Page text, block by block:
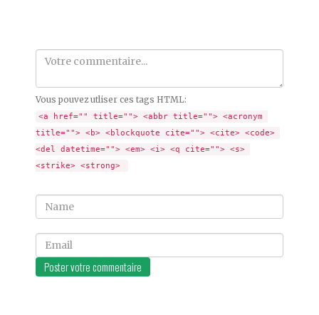
Comment
Vous pouvez utliser ces tags HTML:
<a href="" title=""> <abbr title=""> <acronym
title=""> <b> <blockquote cite=""> <cite> <code>
<del datetime=""> <em> <i> <q cite=""> <s>
<strike> <strong>
Name
Email